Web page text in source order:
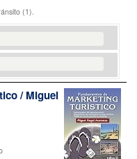
(1).
/Miguel